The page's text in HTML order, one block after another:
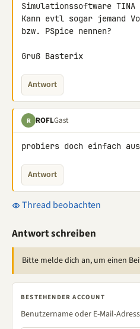
Simulationssoftware
Kann evtl sogar jemand
bzw. PSpice nennen?
Gruß Basterix
Antwort
R ROFLGast
probiers doch einfach
Antwort
Thread beobachten
Antwort schreiben
Bitte melde dich an, um einen
BESTEHENDER ACCOUNT
Benutzername oder E-Mail-